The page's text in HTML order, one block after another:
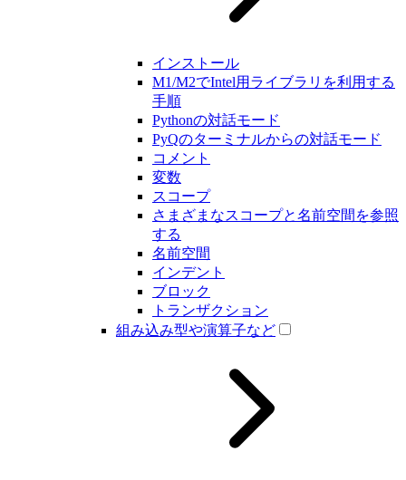
インストール
M1/M2でIntel用ライブラリを利用する
手順
Pythonの対話モード
PyQのターミナルからの対話モード
コメント
変数
スコープ
さまざまなスコープと名前空間を参照
する
名前空間
インデント
ブロック
トランザクション
組み込み型や演算子など